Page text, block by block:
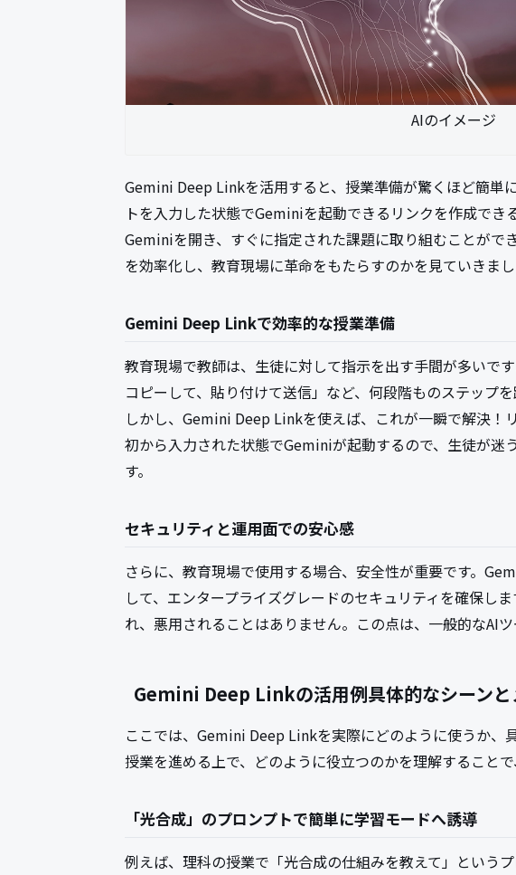
AIのイメージ
Gemini Deep Linkを活用すると、授業準備が驚くほど簡単
トを入力した状態でGeminiを起動できるリンクを作成でき
Geminiを開き、すぐに指定された課題に取り組むことがで
を効率化し、教育現場に革命をもたらすのかを見ていきまし
Gemini Deep Linkで効率的な授業準備
教育現場で教師は、生徒に対して指示を出す手間が多いで
コピーして、貼り付けて送信」など、何段階ものステップ
しかし、Gemini Deep Linkを使えば、これが一瞬で解決！
初から入力された状態でGeminiが起動するので、生徒が迷
す。
セキュリティと運用面での安心感
さらに、教育現場で使用する場合、安全性が重要です。
して、エンタープライズグレードのセキュリティを確保し
れ、悪用されることはありません。この点は、一般的なAIツ
Gemini Deep Linkの活用例具体的なシーンと
ここでは、Gemini Deep Linkを実際にどのように使うか、
授業を進める上で、どのように役立つのかを理解することで
「光合成」のプロンプトで簡単に学習モードへ誘導
例えば、理科の授業で「光合成の仕組みを教えて」という